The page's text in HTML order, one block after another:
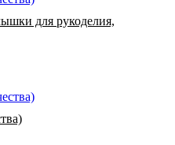
для рукоделия,